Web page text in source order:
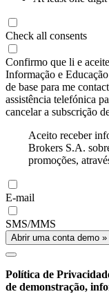
Check all consents
Confirmo que li e
Informação e
de base para me
assistência telefónica
cancelar a subscrição
Aceito receber
Brokers S.A.
promoções,
E-mail
SMS/MMS
Abrir uma conta demo »
Política de
de demonstração,